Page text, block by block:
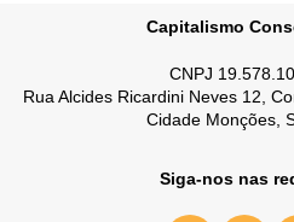
Capitalismo
CNPJ
Rua Alcides Ricardini Neves 12,
Cidade Monções,
Siga-nos nas